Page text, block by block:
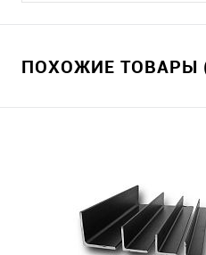
ПОХОЖИЕ ТОВАРЫ